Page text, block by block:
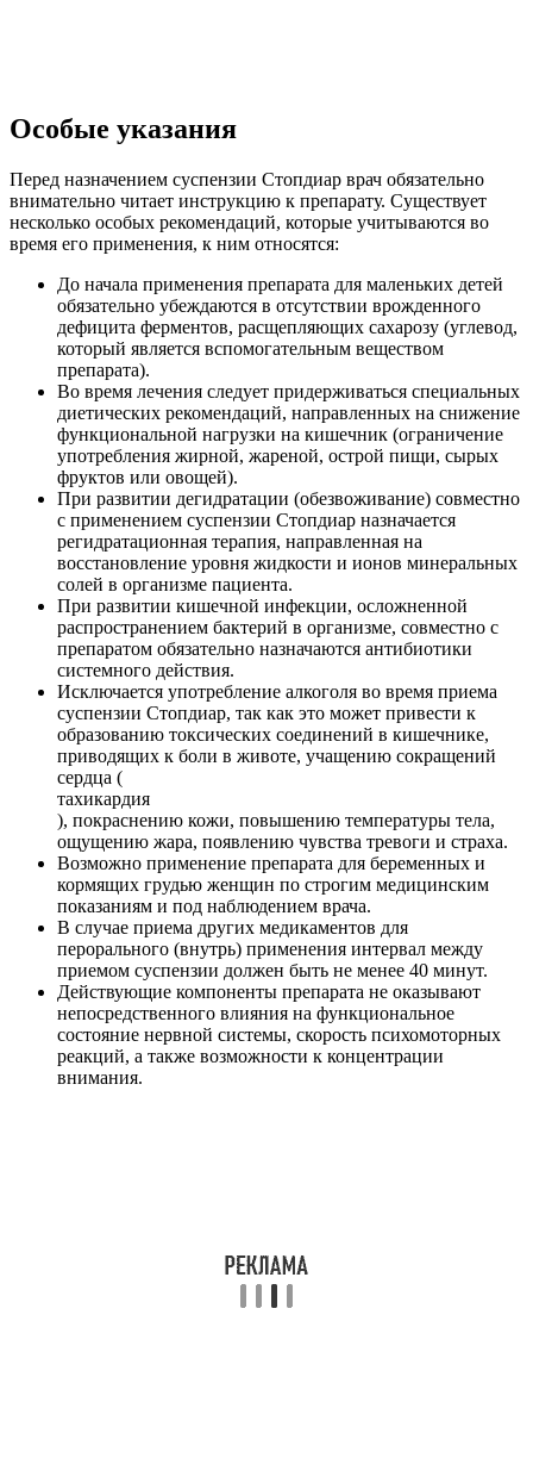
Особые указания
Перед назначением суспензии Стопдиар врач обязательно
внимательно читает инструкцию к препарату. Существует
несколько особых рекомендаций, которые учитываются во
время его применения, к ним относятся:
До начала применения препарата для маленьких детей
обязательно убеждаются в отсутствии врожденного
дефицита ферментов, расщепляющих сахарозу (углевод,
который является вспомогательным веществом
препарата).
Во время лечения следует придерживаться специальных
диетических рекомендаций, направленных на снижение
функциональной нагрузки на кишечник (ограничение
употребления жирной, жареной, острой пищи, сырых
фруктов или овощей).
При развитии дегидратации (обезвоживание) совместно
с применением суспензии Стопдиар назначается
регидратационная терапия, направленная на
восстановление уровня жидкости и ионов минеральных
солей в организме пациента.
При развитии кишечной инфекции, осложненной
распространением бактерий в организме, совместно с
препаратом обязательно назначаются антибиотики
системного действия.
Исключается употребление алкоголя во время приема
суспензии Стопдиар, так как это может привести к
образованию токсических соединений в кишечнике,
приводящих к боли в животе, учащению сокращений
сердца (
тахикардия
), покраснению кожи, повышению температуры тела,
ощущению жара, появлению чувства тревоги и страха.
Возможно применение препарата для беременных и
кормящих грудью женщин по строгим медицинским
показаниям и под наблюдением врача.
В случае приема других медикаментов для
перорального (внутрь) применения интервал между
приемом суспензии должен быть не менее 40 минут.
Действующие компоненты препарата не оказывают
непосредственного влияния на функциональное
состояние нервной системы, скорость психомоторных
реакций, а также возможности к концентрации
внимания.